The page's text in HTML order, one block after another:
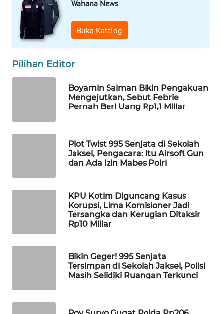
Wahana News
Buka Katalog
Pilihan Editor
Boyamin Saiman Bikin Pengakuan
Mengejutkan, Sebut Febrie
Pernah Beri Uang Rp1,1 Miliar
Plot Twist 995 Senjata di Sekolah
Jaksel, Pengacara: Itu Airsoft Gun
dan Ada Izin Mabes Polri
KPU Kotim Diguncang Kasus
Korupsi, Lima Komisioner Jadi
Tersangka dan Kerugian Ditaksir
Rp10 Miliar
Bikin Geger! 995 Senjata
Tersimpan di Sekolah Jaksel, Polisi
Masih Selidiki Ruangan Terkunci
WAHANA
SPORT
WAHANA
UMKM
WAHANA
PERSONA
WAHANA